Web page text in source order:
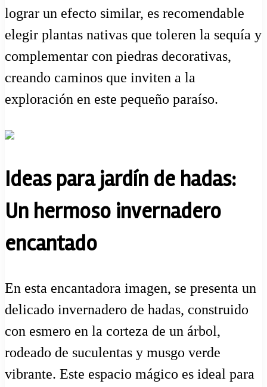
lograr un efecto similar, es recomendable
elegir plantas nativas que toleren la sequía y
complementar con piedras decorativas,
creando caminos que inviten a la
exploración en este pequeño paraíso.
Ideas para jardín de hadas:
Un hermoso invernadero
encantado
En esta encantadora imagen, se presenta un
delicado invernadero de hadas, construido
con esmero en la corteza de un árbol,
rodeado de suculentas y musgo verde
vibrante. Este espacio mágico es ideal para